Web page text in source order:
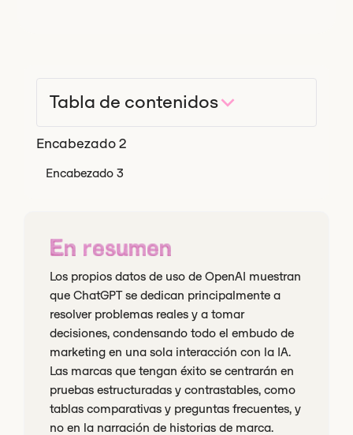
Tabla de contenidos
Encabezado 2
Encabezado 3
En resumen
Los propios datos de uso de OpenAI muestran
que ChatGPT se dedican principalmente a
resolver problemas reales y a tomar
decisiones, condensando todo el embudo de
marketing en una sola interacción con la IA.
Las marcas que tengan éxito se centrarán en
pruebas estructuradas y contrastables, como
tablas comparativas y preguntas frecuentes, y
no en la narración de historias de marca.